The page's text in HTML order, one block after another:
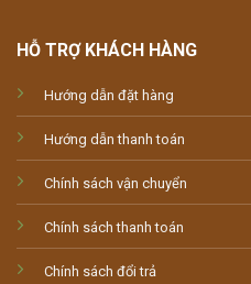
HỖ TRỢ KHÁCH HÀNG
Hướng dẫn đặt hàng
Hướng dẫn thanh toán
Chính sách vận chuyển
Chính sách thanh toán
Chính sách đổi trả